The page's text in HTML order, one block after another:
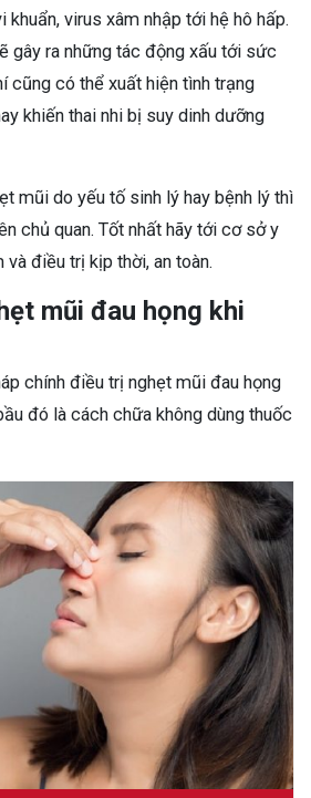
virus xâm nhập tới hệ hô hấp.
gây ra những tác động xấu tới sức
cũng có thể xuất hiện tình trạng
khiến thai nhi bị suy dinh dưỡng
mũi do yếu tố sinh lý hay bệnh lý thì
chủ quan. Tốt nhất hãy tới cơ sở y
điều trị kịp thời, an toàn.
mũi đau họng khi
chính điều trị nghẹt mũi đau họng
đó là cách chữa không dùng thuốc